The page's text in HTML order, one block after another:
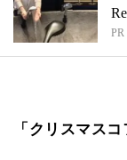
PR
「クリスマス